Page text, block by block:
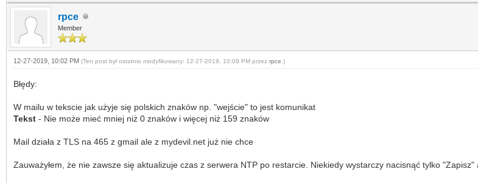
rpce
Member
12-27-2019, 10:02 PM (Ten post był ostatnio modyfikowany: 12-27-2019, 10:09 PM przez rpce .)
Błędy:
W mailu w tekscie jak użyje się polskich znaków np. "wejście" to jest komunikat
Tekst - Nie może mieć mniej niż 0 znaków i więcej niż 159 znaków
Mail działa z TLS na 465 z gmail ale z mydevil.net już nie chce
Zauważyłem, że nie zawsze się aktualizuje czas z serwera NTP po restarcie. Niekiedy wystarczy nacisnąć tylko "Zapisz"